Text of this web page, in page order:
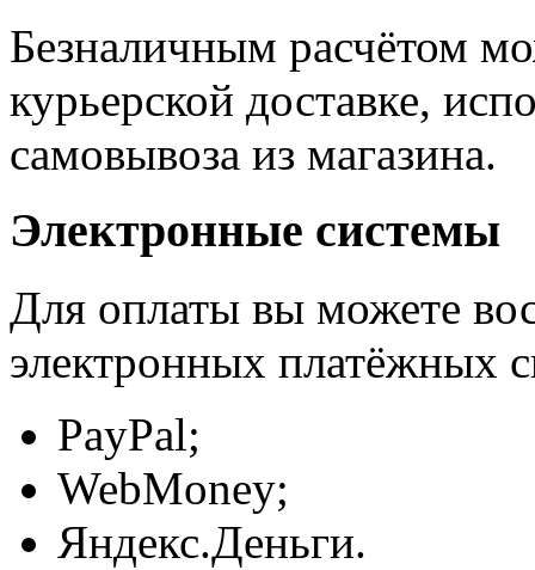
Безналичным расчётом
курьерской доставке,
самовывоза из магазина.
Электронные системы
Для оплаты вы можете
электронных платёжных
PayPal;
WebMoney;
Яндекс.Деньги.